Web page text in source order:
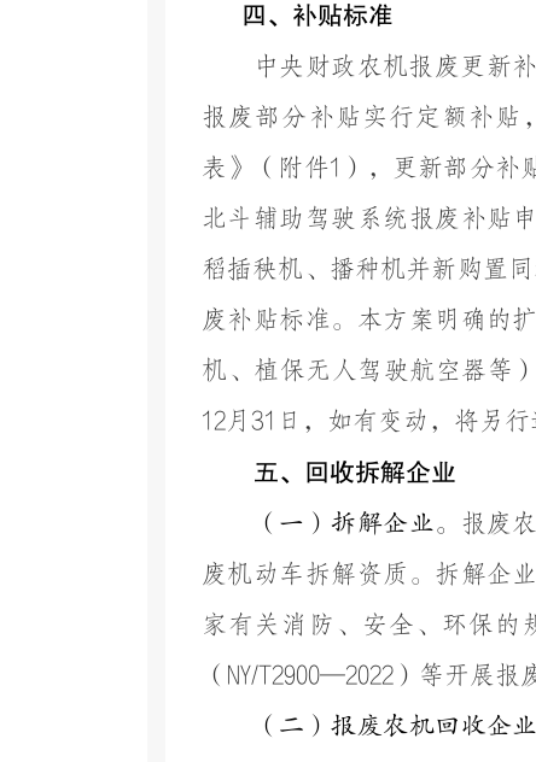
四、补贴标准
中央财政 农机报废更新
报废部分补贴实行定额补贴
表》
（附件1 ），更新部分补
北斗辅助驾驶系统报废补贴
稻插秧机、播种机并新购置
废补贴标准。本方案明确的
机、植保无人驾驶航空器等
12月 31 日，如有变动，将另行
五、回收拆解企业
（一）拆解企业。 报废
废机动车拆解资质。拆解企
家有关消防、安全、环保的
（ NY/T2900—2022 ）等开展报
（二）报废农机回收企业